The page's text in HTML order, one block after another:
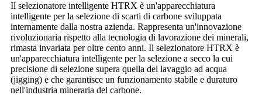
Il selezionatore intelligente HTRX è un'apparecchiatura
intelligente per la selezione di scarti di carbone sviluppata
internamente dalla nostra azienda. Rappresenta un'innovazione
rivoluzionaria rispetto alla tecnologia di lavorazione dei minerali,
rimasta invariata per oltre cento anni. Il selezionatore HTRX è
un'apparecchiatura intelligente per la selezione a secco la cui
precisione di selezione supera quella del lavaggio ad acqua
(jigging) e che garantisce un funzionamento stabile e duraturo
nell'industria mineraria del carbone.